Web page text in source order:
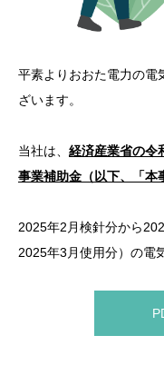
平素よりおおた電力の電
ざいます。
当社は、 経済産業省の令
事業補助金（以下、「本
2025年2月検針分から
2025年3月使用分）の電